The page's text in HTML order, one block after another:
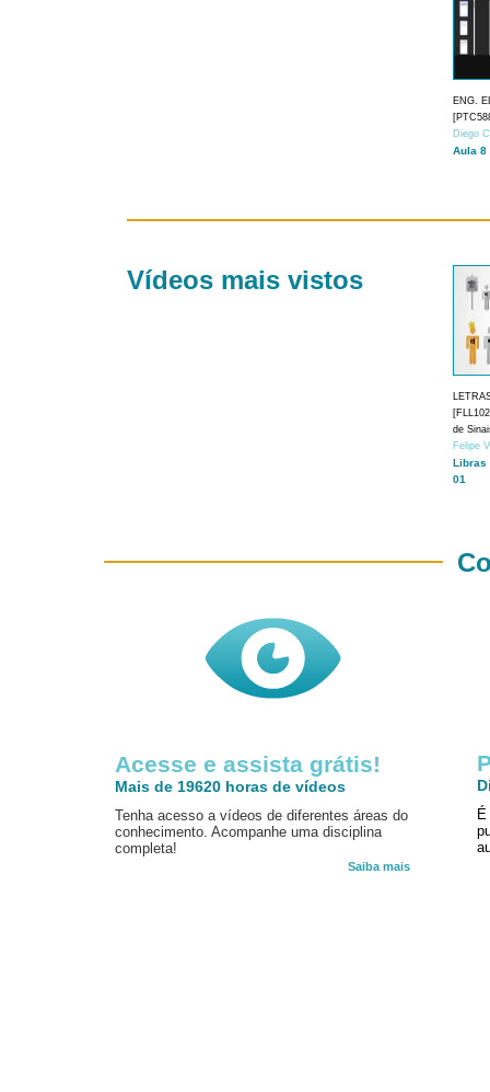
ENG.
Diego
Aula 8
Vídeos mais vistos
de
Felipe
Libras
01
Acesse e assista grátis!
Mais de 19620 horas de vídeos
Tenha acesso a vídeos de diferentes áreas do
conhecimento. Acompanhe uma disciplina
completa!
Saiba mais